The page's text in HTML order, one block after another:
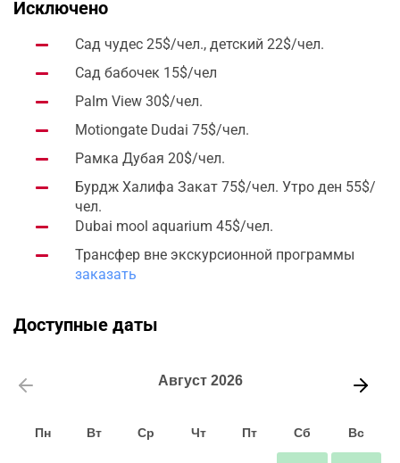
Исключено
Сад чудес 25$/чел., детский 22$/чел.
Сад бабочек 15$/чел
Palm View 30$/чел.
Motiongate Dudai 75$/чел.
Рамка Дубая 20$/чел.
Бурдж Халифа Закат 75$/чел. Утро ден 55$/
чел.
Dubai mool aquarium 45$/чел.
Трансфер вне экскурсионной программы
заказать
Доступные даты
Август 2026
Пн Вт Ср Чт Пт Сб Вс